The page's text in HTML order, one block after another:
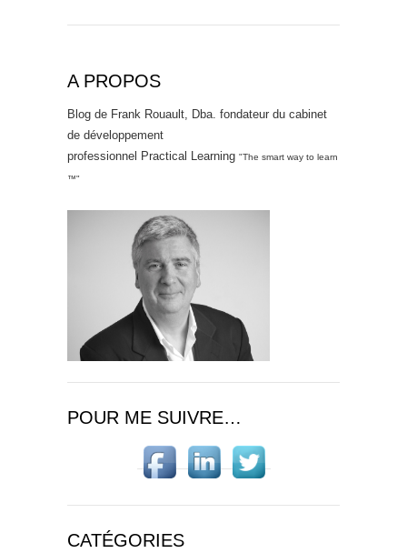
A PROPOS
Blog de Frank Rouault, Dba. fondateur du cabinet
de développement
professionnel Practical Learning "The smart way to learn
™"
POUR ME SUIVRE…
CATÉGORIES